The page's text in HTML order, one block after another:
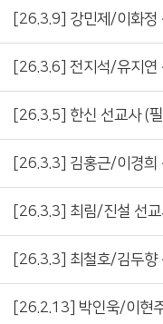
[26.3.9] 강민제/이화정
[26.3.6] 전지석/유지연
[26.3.5] 한신 선교사 (
[26.3.3] 김홍근/이경희
[26.3.3] 최림/진설 선
[26.3.3] 최철호/김두향
[26.2.13] 박인욱/이현